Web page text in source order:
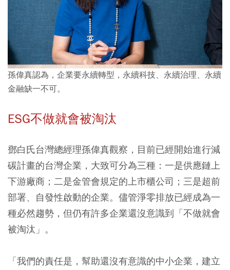
孫偉真認為，企業要永續轉型，永續科技、永續治理、永續
金融缺一不可。
ESG不做就會被淘汰
鄧白氏台灣總經理孫偉真觀察，目前已經開始進行減
碳計畫的台灣企業，大致可分為三種：一是供應鏈上
下游廠商；二是金管會規定的上市櫃公司；三是超前
部署、自發性啟動的企業。儘管淨零排放已經成為一
種必然趨勢，但仍有許多企業還沒意識到「不做就會
被淘汰」。
「我們的責任是，幫助還沒有意識的中小企業，建立